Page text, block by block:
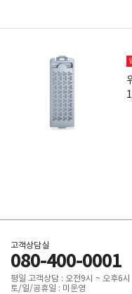
고객상담실
080-400-0001
평일 고객상담 : 오전9시 ~ 오후6시
토/일/공휴일 : 미운영